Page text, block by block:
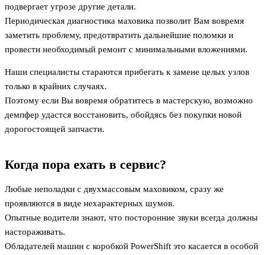
подвергает угрозе другие детали.
Периодическая диагностика маховика позволит Вам вовремя
заметить проблему, предотвратить дальнейшие поломки и
провести необходимый ремонт с минимальными вложениями.
Наши специалисты стараются прибегать к замене целых узлов
только в крайних случаях.
Поэтому если Вы вовремя обратитесь в мастерскую, возможно
демпфер удастся восстановить, обойдясь без покупки новой
дорогостоящей запчасти.
Когда пора ехать в сервис?
Любые неполадки с двухмассовым маховиком, сразу же
проявляются в виде нехарактерных шумов.
Опытные водители знают, что посторонние звуки всегда должны
настораживать.
Обладателей машин с коробкой PowerShift это касается в особой